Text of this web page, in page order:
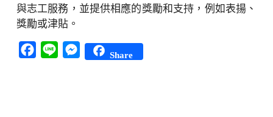
與志工服務，並提供相應的獎勵和支持，例如表揚、
獎勵或津貼。
Facebook
Line Messenger
Share